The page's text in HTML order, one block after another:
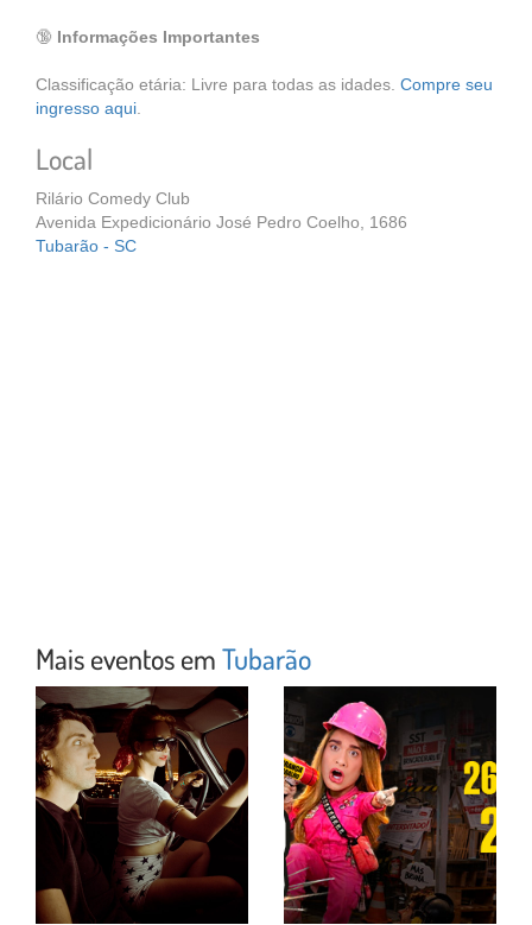
🔞 Informações Importantes
Classificação etária: Livre para todas as idades. Compre seu
ingresso aqui
Local
Rilário Comedy Club
Avenida Expedicionário José Pedro Coelho, 1686
Tubarão - SC
Mais eventos emTubarão